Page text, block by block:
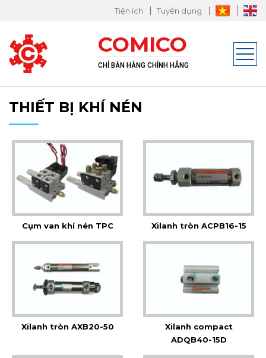
Tiện ích Tuyển dụng
COMICO
CHỈ BÁN HÀNG CHÍNH HÃNG
THIẾT BỊ KHÍ NÉN
Cụm van khí nén TPC Xilanh tròn ACPB16-15
Xilanh tròn AXB20-50
Xilanh compact
ADQB40-15D